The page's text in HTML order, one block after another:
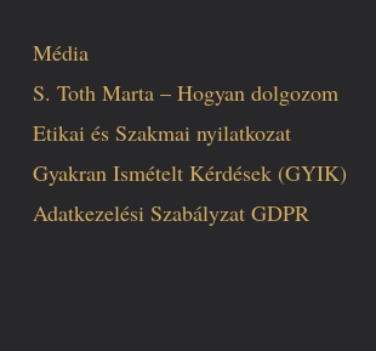
Média
S. Toth Marta – Hogyan dolgozom
Etikai és Szakmai nyilatkozat
Gyakran Ismételt Kérdések (GYIK)
Adatkezelési Szabályzat GDPR